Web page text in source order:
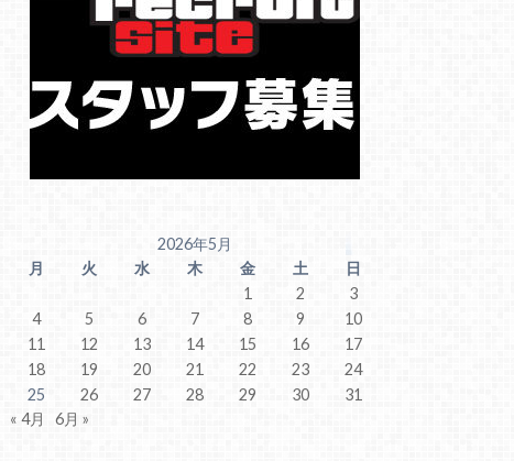
2026年5月
月
火 水 木 金 土
日
1
2
3
4
5 6 7 8 9
10
11
12 13 14 15 16
17
18
19 20 21 22 23
24
25
26 27 28 29 30
31
« 4月
6月 »